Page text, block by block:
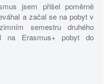
jsem přišel poměrně
a začal se na pobyt v
semestru druhého
na Erasmus+ pobyt do